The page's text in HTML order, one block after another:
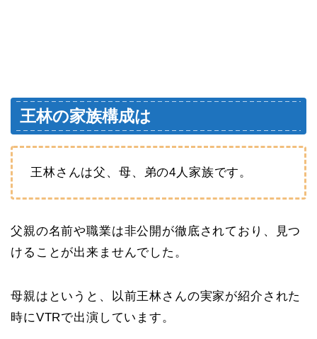
王林の家族構成は
王林さんは父、母、弟の4人家族です。
父親の名前や職業は非公開が徹底されており、見つ
けることが出来ませんでした。
母親はというと、以前王林さんの実家が紹介された
時にVTRで出演しています。